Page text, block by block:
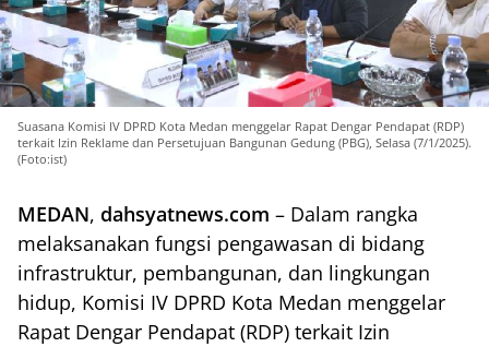
Suasana Komisi IV DPRD Kota Medan menggelar Rapat Dengar Pendapat (RDP)
terkait Izin Reklame dan Persetujuan Bangunan Gedung (PBG), Selasa (7/1/2025).
(Foto:ist)
MEDAN, dahsyatnews.com – Dalam rangka
melaksanakan fungsi pengawasan di bidang
infrastruktur, pembangunan, dan lingkungan
hidup, Komisi IV DPRD Kota Medan menggelar
Rapat Dengar Pendapat (RDP) terkait Izin